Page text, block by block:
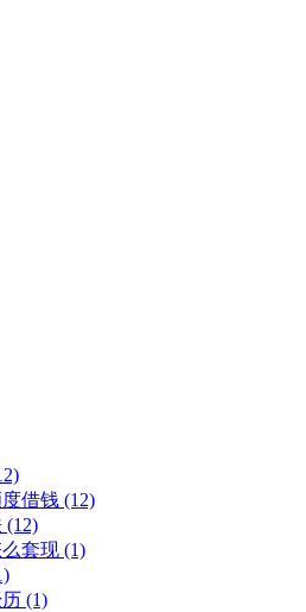
借钱 (12)
(12)
套现 (1)
(1)